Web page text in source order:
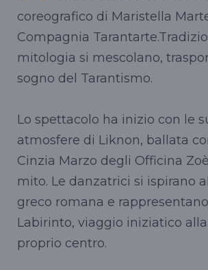
coreografico di Maristella
Compagnia
mitologia si mescolano,
sogno del Tarantismo.
Lo spettacolo ha inizio con le
atmosfere di Liknon, ballata
Cinzia Marzo degli Officina
mito. Le danzatrici si ispirano
greco romana e
Labirinto, viaggio iniziatico alla
proprio centro.